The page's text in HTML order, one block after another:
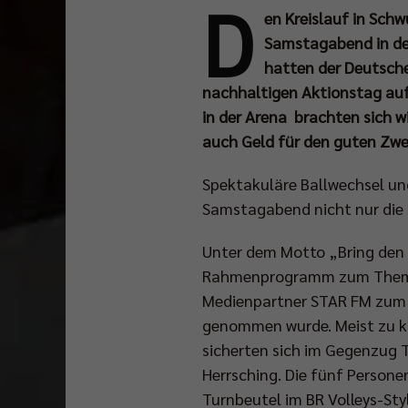
D en Kreislauf in
Samstagabend in
hatten der
nachhaltigen Aktionstag
in der Arena brachten sich
auch Geld für den guten
Spektakuläre Ballwechsel
Samstagabend nicht nur
Unter dem Motto „Bring
Rahmenprogramm zum
Medienpartner STAR FM
genommen wurde. Meist zu
sicherten sich im Gegenzug
Herrsching. Die fünf
Turnbeutel im BR Volleys-